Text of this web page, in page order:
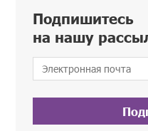
Подпишитесь
на нашу